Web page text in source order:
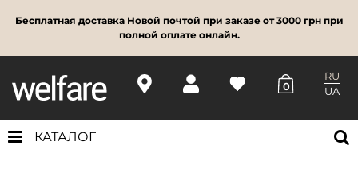
Бесплатная доставка Новой почтой при заказе от 3000 грн при
полной оплате онлайн.
0
RU
UA
КАТАЛОГ